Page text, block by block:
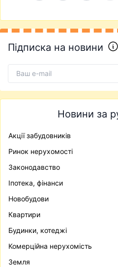
Підписка на новини
Новини за
Акції забудовників
Ринок нерухомості
Законодавство
Іпотека, фінанси
Новобудови
Квартири
Будинки, котеджі
Комерційна нерухомість
Земля